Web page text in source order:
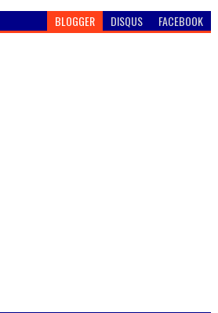
BLOGGER DISQUS FACEBOOK